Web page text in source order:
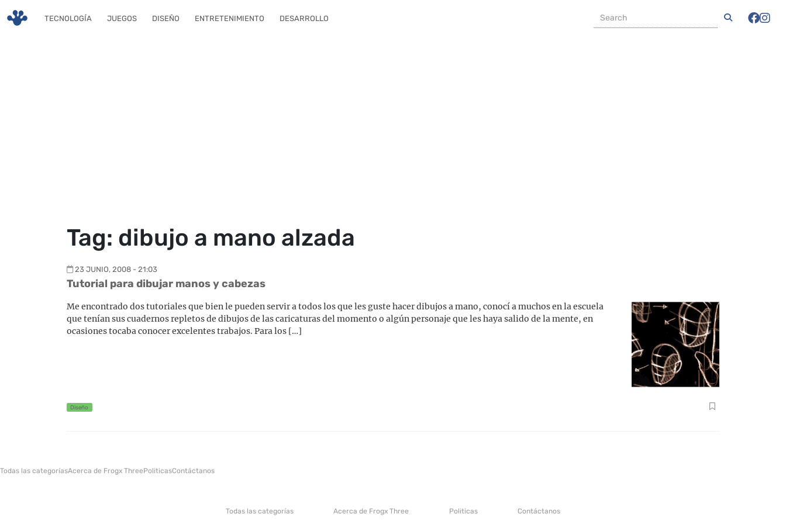
TECNOLOGÍA JUEGOS DISEÑO ENTRETENIMIENTO DESARROLLO
Tag: dibujo a mano alzada
23 JUNIO, 2008 - 21:03
Tutorial para dibujar manos y cabezas
Me encontrado dos tutoriales que bien le pueden servir a todos los que les guste hacer dibujos a mano, conocí a muchos en la escuela
que tenían sus cuadernos repletos de dibujos de las caricaturas del momento o algún personaje que les haya salido de la mente, en
ocasiones tocaba conocer excelentes trabajos. Para los […]
Diseño
Todas las categoríasAcerca de Frogx ThreePoliticasContáctanos
Todas las categorías Acerca de Frogx Three Politicas Contáctanos